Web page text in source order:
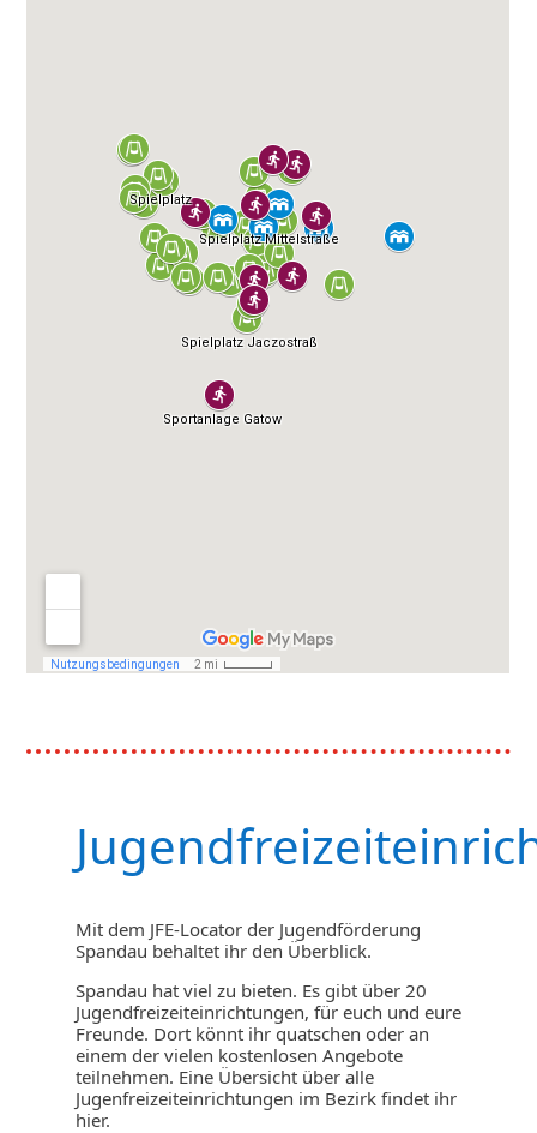
Mit dem JFE-Locator der Jugendförderung
Spandau behaltet ihr den Überblick.
Spandau hat viel zu bieten. Es gibt über 20
Jugendfreizeiteinrichtungen, für euch und eure
Freunde. Dort könnt ihr quatschen oder an
einem der vielen kostenlosen Angebote
teilnehmen. Eine Übersicht über alle
Jugenfreizeiteinrichtungen im Bezirk findet ihr
hier.